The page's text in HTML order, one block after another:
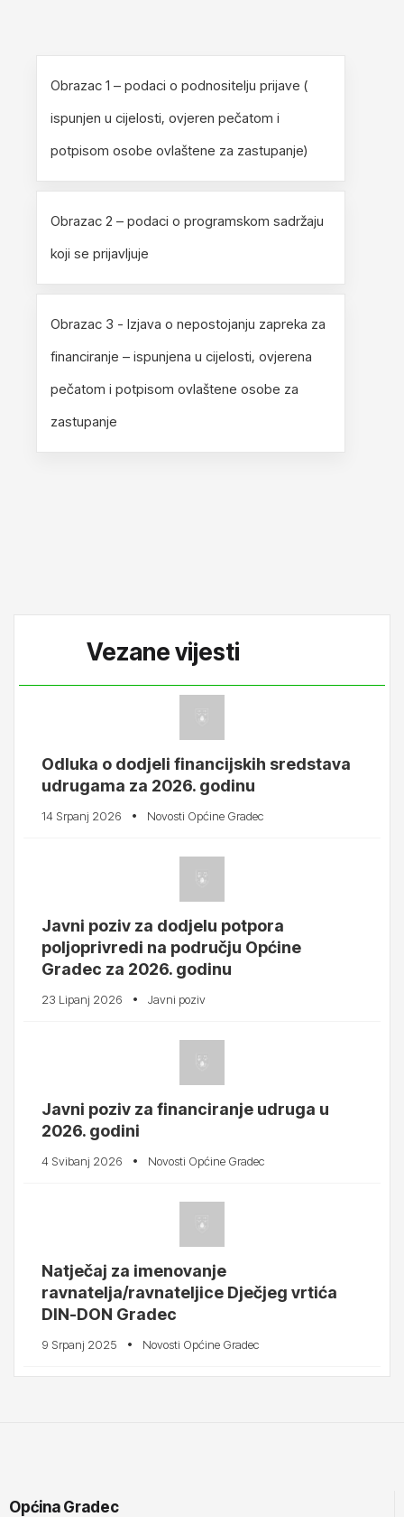
Obrazac 1 – podaci o podnositelju prijave (
ispunjen u cijelosti, ovjeren pečatom i
potpisom osobe ovlaštene za zastupanje)
Obrazac 2 – podaci o programskom sadržaju
koji se prijavljuje
Obrazac 3 - Izjava o nepostojanju zapreka za
financiranje – ispunjena u cijelosti, ovjerena
pečatom i potpisom ovlaštene osobe za
zastupanje
Vezane vijesti
Odluka o dodjeli financijskih sredstava
udrugama za 2026. godinu
14 Srpanj 2026 Novosti Općine Gradec
Javni poziv za dodjelu potpora
poljoprivredi na području Općine
Gradec za 2026. godinu
23 Lipanj 2026 Javni poziv
Javni poziv za financiranje udruga u
2026. godini
4 Svibanj 2026 Novosti Općine Gradec
Natječaj za imenovanje
ravnatelja/ravnateljice Dječjeg vrtića
DIN-DON Gradec
9 Srpanj 2025 Novosti Općine Gradec
Općina Gradec